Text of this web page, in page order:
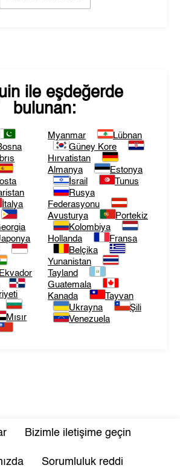
ile eşdeğerde
bulunan:
İtalya
Mısır
Myanmar
Lübnan
Güney Kore
Hırvatistan
Almanya
Estonya
İsrail
Tunus
Rusya
Federasyonu
Avusturya
Portekiz
Kolombiya
Hollanda
Fransa
Belçika
Yunanistan
Tayland
Guatemala
Kanada
Tayvan
Ukrayna
Şili
Venezuela
Bizimle iletişime geçin
Sorumluluk reddi